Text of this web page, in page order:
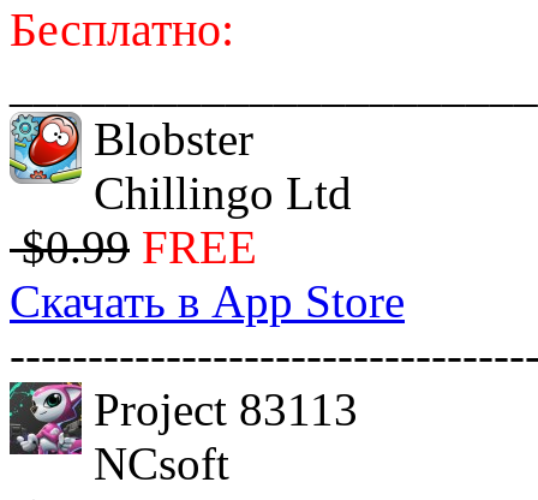
Бесплатно:
Blobster
Chillingo Ltd
$0.99 FREE
Скачать в App Store
Project 83113
NCsoft